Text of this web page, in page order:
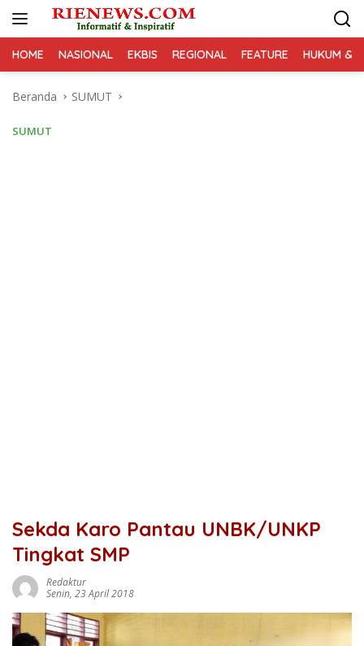
HOME NASIONAL EKBIS REGIONAL FEATURE HUKUM &
Beranda SUMUT
SUMUT
Sekda Karo Pantau UNBK/UNKP
Tingkat SMP
Redaktur
Senin, 23 April 2018